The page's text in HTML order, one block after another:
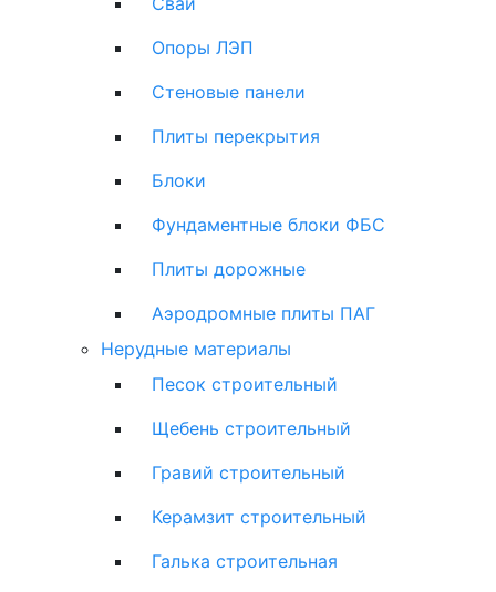
Опоры ЛЭП
Стеновые панели
Плиты перекрытия
Блоки
Фундаментные блоки ФБС
Плиты дорожные
Аэродромные плиты ПАГ
Нерудные материалы
Песок строительный
Щебень строительный
Гравий строительный
Керамзит строительный
Галька строительная